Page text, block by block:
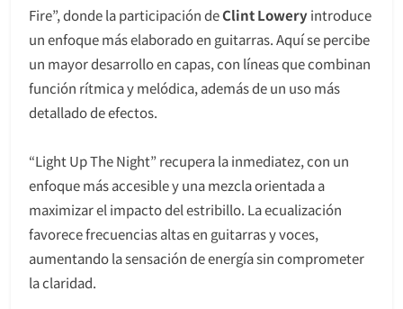
Fire”, donde la participación deClint Loweryintroduce
un enfoque más elaborado en guitarras. Aquí se percibe
un mayor desarrollo en capas, con líneas que combinan
función rítmica y melódica, además de un uso más
detallado de efectos.
“Light Up The Night” recupera la inmediatez, con un
enfoque más accesible y una mezcla orientada a
maximizar el impacto del estribillo. La ecualización
favorece frecuencias altas en guitarras y voces,
aumentando la sensación de energía sin comprometer
la claridad.